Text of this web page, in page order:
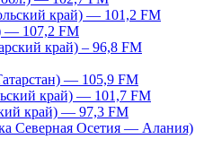
край) — 101,2 FM
— 107,2 FM
край) – 96,8 FM
— 105,9 FM
край) — 101,7 FM
край) — 97,3 FM
Северная Осетия — Алания)